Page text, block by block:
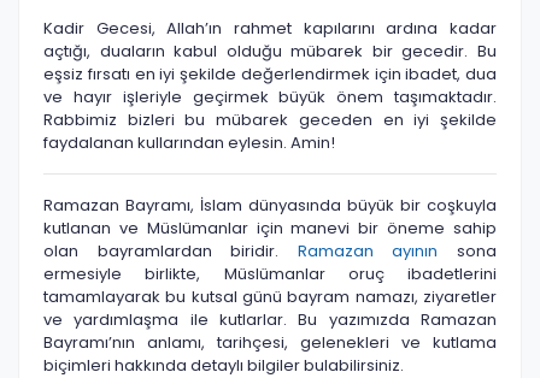
Kadir Gecesi, Allah’ın rahmet kapılarını ardına kadar
açtığı, duaların kabul olduğu mübarek bir gecedir. Bu
eşsiz fırsatı en iyi şekilde değerlendirmek için ibadet, dua
ve hayır işleriyle geçirmek büyük önem taşımaktadır.
Rabbimiz bizleri bu mübarek geceden en iyi şekilde
faydalanan kullarından eylesin. Amin!
Ramazan Bayramı, İslam dünyasında büyük bir coşkuyla
kutlanan ve Müslümanlar için manevi bir öneme sahip
olan bayramlardan biridir. Ramazan ayının sona
ermesiyle birlikte, Müslümanlar oruç ibadetlerini
tamamlayarak bu kutsal günü bayram namazı, ziyaretler
ve yardımlaşma ile kutlarlar. Bu yazımızda Ramazan
Bayramı’nın anlamı, tarihçesi, gelenekleri ve kutlama
biçimleri hakkında detaylı bilgiler bulabilirsiniz.